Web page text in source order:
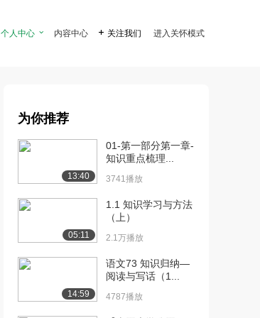
个人中心  内容中心  关注我们 进入关怀模式
为你推荐
13:40
01-第一部分第一章-
知识重点梳理...
3741播放
05:11
1.1 知识学习与方法
（上）
2.1万播放
14:59
语文73 知识归纳—
阅读与写话（1...
4787播放